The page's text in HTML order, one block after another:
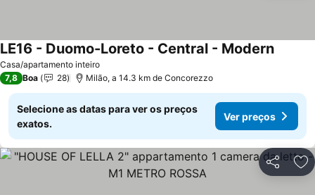
Casa/apartamento inteiro
LE16 - Duomo-Loreto - Central - Modern
7,8 Boa 28 Milão, a 14.3 km de Concorezzo
Selecione as datas para ver os preços
exatos.
Ver preços
Partilhar